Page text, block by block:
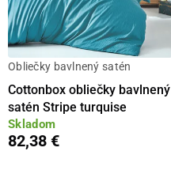
Obliečky bavlnený satén
Cottonbox obliečky bavlnený
satén Stripe turquise
Skladom
82,38 €